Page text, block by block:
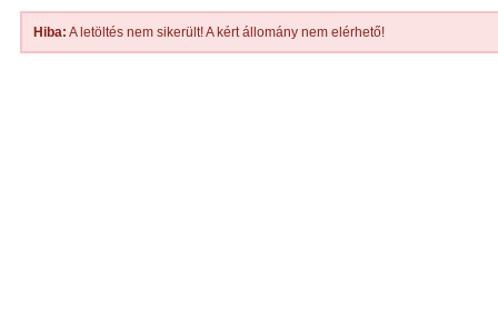
Hiba: A letöltés nem sikerült! A kért állomány nem elérhető!